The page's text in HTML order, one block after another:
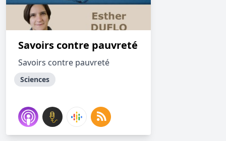
Savoirs contre pauvreté
Savoirs contre pauvreté
Sciences